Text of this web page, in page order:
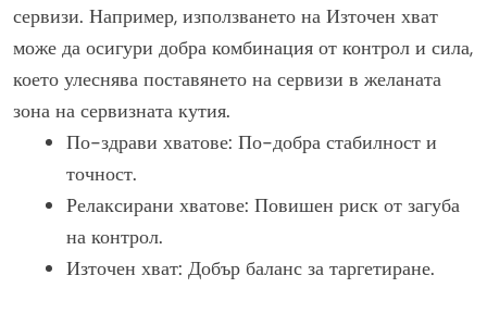
сервизи. Например, използването на Източен хват
може да осигури добра комбинация от контрол и сила,
което улеснява поставянето на сервизи в желаната
зона на сервизната кутия.
По-здрави хватове: По-добра стабилност и
точност.
Релаксирани хватове: Повишен риск от загуба
на контрол.
Източен хват: Добър баланс за таргетиране.